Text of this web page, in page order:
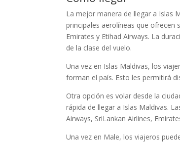
La mejor manera de llegar a Islas
principales aerolíneas que ofrecen
Emirates y Etihad Airways. La
de la clase del vuelo.
Una vez en Islas Maldivas, los
forman el país. Esto les permitirá
Otra opción es volar desde la
rápida de llegar a Islas Maldivas.
Airways, SriLankan Airlines,
Una vez en Male, los viajeros